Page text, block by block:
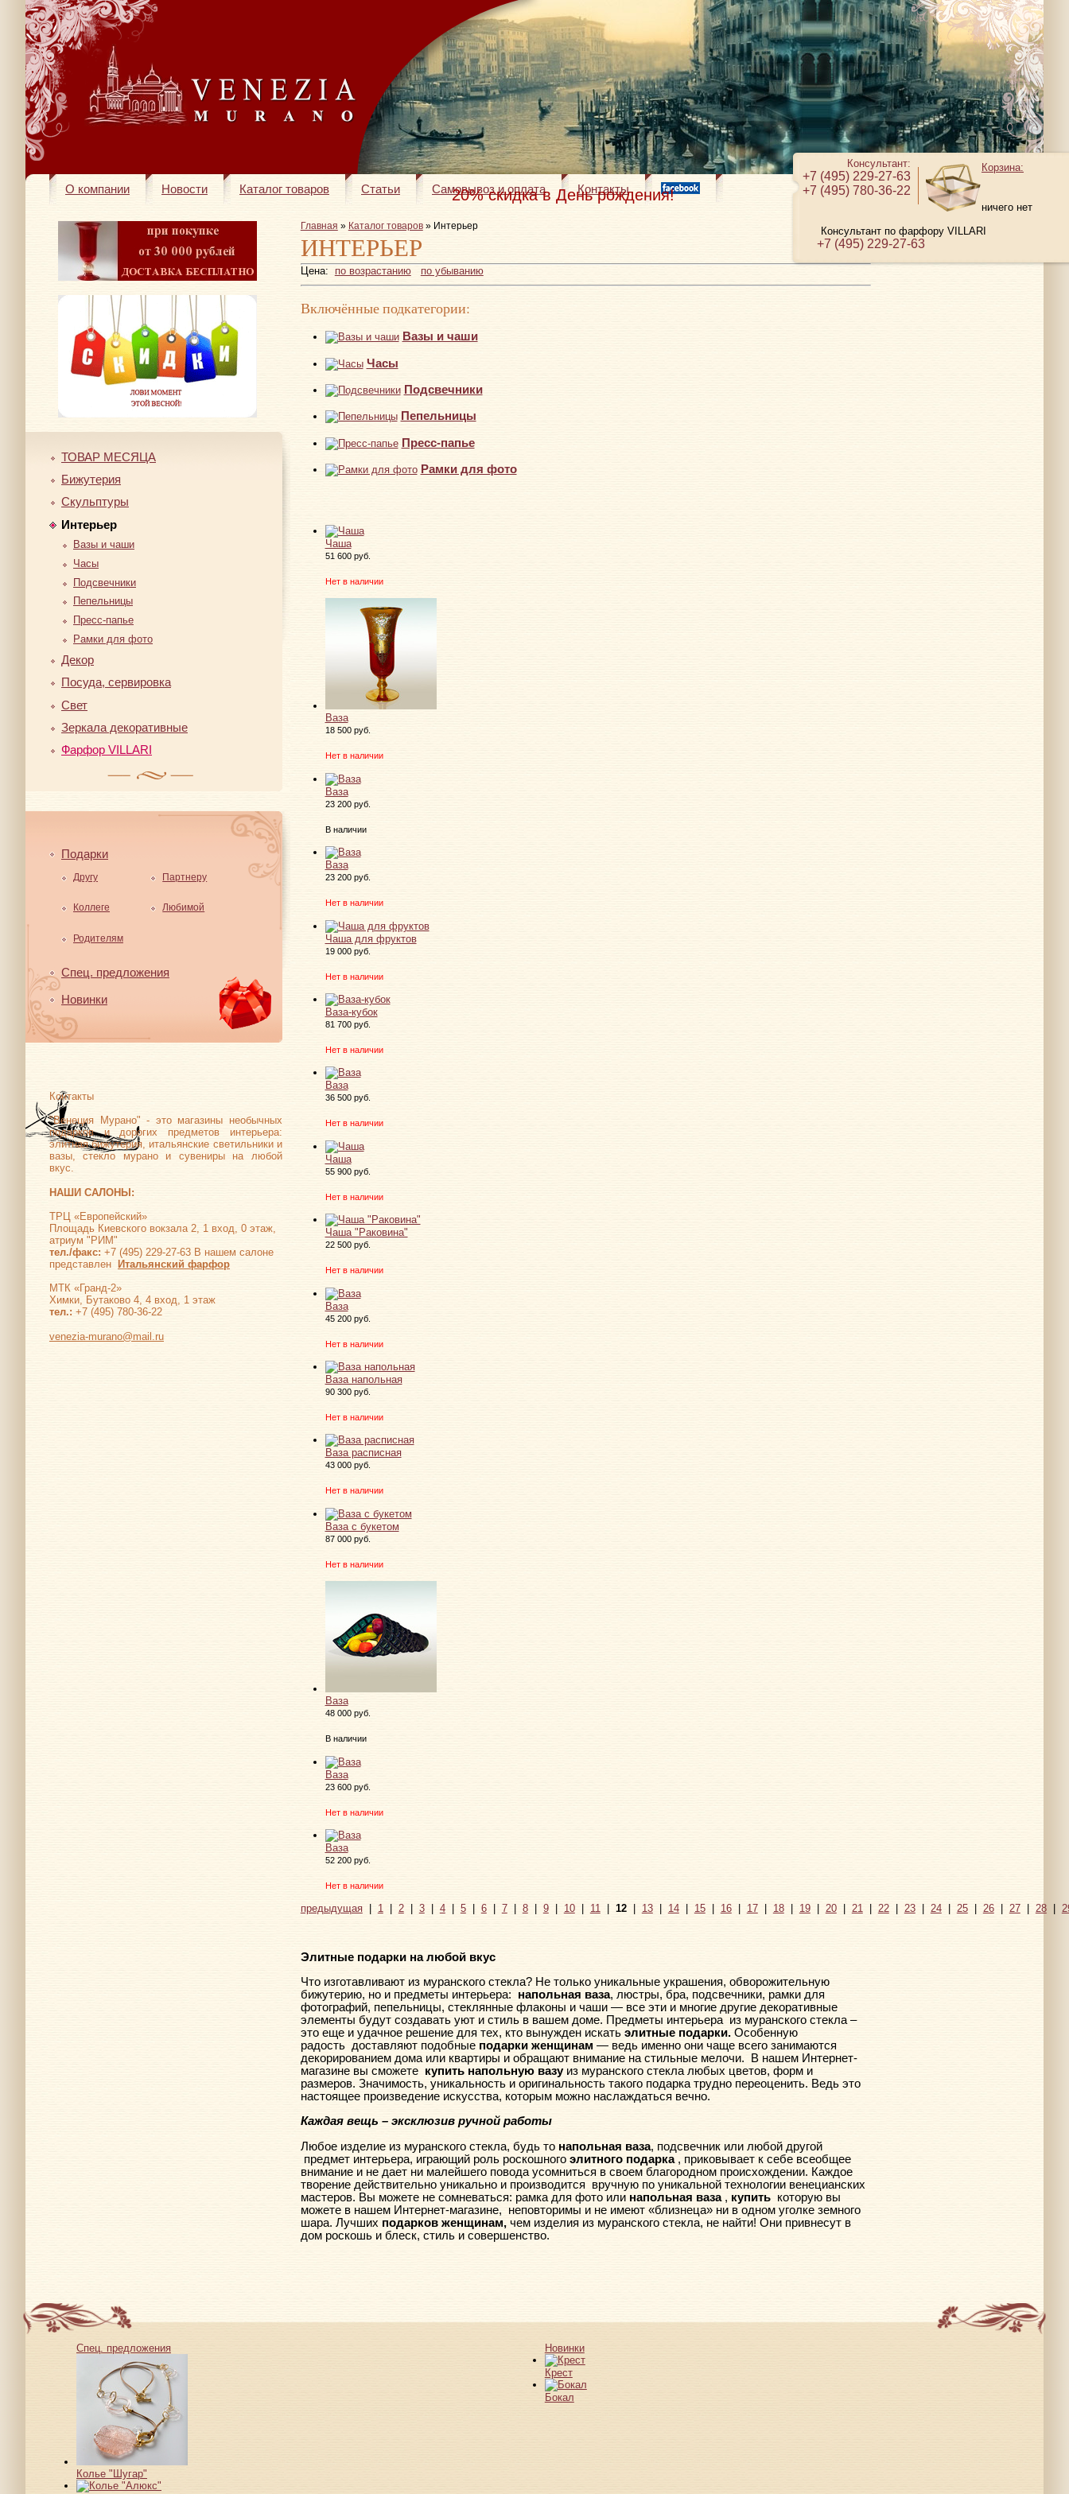
О компании Новости Каталог товаров Статьи Самовывоз и оплата Контакты
Консультант:
+7 (495) 229-27-63
+7 (495) 780-36-22
Корзина:
ничего нет
Консультант по фарфору VILLARI
+7 (495) 229-27-63
ТОВАР МЕСЯЦА
Бижутерия
Скульптуры
Интерьер
Вазы и чаши
Часы
Подсвечники
Пепельницы
Пресс-папье
Рамки для фото
Декор
Посуда, сервировка
Свет
Зеркала декоративные
Фарфор VILLARI
Подарки
Другу Партнеру
Коллеге Любимой
Родителям
Спец. предложения
Новинки
Контакты
"Венеция Мурано" - это магазины необычных
подарков и дорогих предметов интерьера:
элитная бижутерия, итальянские светильники и
вазы, стекло мурано и сувениры на любой
вкус.
НАШИ САЛОНЫ:
ТРЦ «Европейский»
Площадь Киевского вокзала 2, 1 вход, 0 этаж,
атриум "РИМ"
тел./факс: +7 (495) 229-27-63 В нашем салоне
представлен
Итальянский фарфор
МТК «Гранд-2»
Химки, Бутаково 4, 4 вход, 1 этаж
тел.: +7 (495) 780-36-22
venezia-murano@mail.ru
20% скидка в День рождения!
Главная » Каталог товаров» Интерьер
ИНТЕРЬЕР
Цена: по возрастанию по убыванию
Включённые подкатегории:
Вазы и чаши
Часы
Подсвечники
Пепельницы
Пресс-папье
Рамки для фото
Чаша
51 600 руб.
Нет в наличии
Ваза
18 500 руб.
Нет в наличии
Ваза
23 200 руб.
В наличии
Ваза
23 200 руб.
Нет в наличии
Чаша для фруктов
19 000 руб.
Нет в наличии
Ваза-кубок
81 700 руб.
Нет в наличии
Ваза
36 500 руб.
Нет в наличии
Чаша
55 900 руб.
Нет в наличии
Чаша "Раковина"
22 500 руб.
Нет в наличии
Ваза
45 200 руб.
Нет в наличии
Ваза напольная
90 300 руб.
Нет в наличии
Ваза расписная
43 000 руб.
Нет в наличии
Ваза с букетом
87 000 руб.
Нет в наличии
Ваза
48 000 руб.
В наличии
Ваза
23 600 руб.
Нет в наличии
Ваза
52 200 руб.
Нет в наличии
предыдущая| 1| 2| 3| 4| 5| 6| 7| 8| 9| 10| 11| 12| 13| 14| 15| 16| 17| 18| 19| 20| 21| 22| 23| 24| 25| 26| 27| 28|
Элитные подарки на любой вкус
Что изготавливают из муранского стекла? Не только уникальные украшения, обворожительную
бижутерию, но и предметы интерьера:
напольная ваза, люстры, бра, подсвечники, рамки для
фотографий, пепельницы, стеклянные флаконы и чаши — все эти и многие другие декоративные
элементы будут создавать уют и стиль в вашем доме. Предметы интерьера из муранского стекла –
это еще и удачное решение для тех, кто вынужден искать элитные подарки.Особенную
радость доставляют подобные подарки женщинам — ведь именно они чаще всего занимаются
декорированием дома или квартиры и обращают внимание на стильные мелочи.
В нашем Интернет-
магазине вы сможете купить напольную вазуиз муранского стекла любых цветов, форм и
размеров. Значимость, уникальность и оригинальность такого подарка трудно переоценить. Ведь это
настоящее произведение искусства, которым можно наслаждаться вечно.
Каждая вещь – эксклюзив ручной работы
Любое изделие из муранского стекла, будь то напольная ваза, подсвечник или любой другой
предмет интерьера, играющий роль роскошного элитного подарка, приковывает к себе всеобщее
внимание и не дает ни малейшего повода усомниться в своем благородном происхождении. Каждое
творение действительно уникально и производится вручную по уникальной технологии венецианских
мастеров. Вы можете не сомневаться: рамка для фото или напольная ваза, купить которую вы
можете в нашем Интернет-магазине,
неповторимы и не имеют «близнеца» ни в одном уголке земного
шара. Лучших подарков женщинам,чем изделия из муранского стекла, не найти! Они привнесут в
дом роскошь и блеск, стиль и совершенство.
Спец. предложения
Колье "Шугар"
Новинки
Крест
Бокал